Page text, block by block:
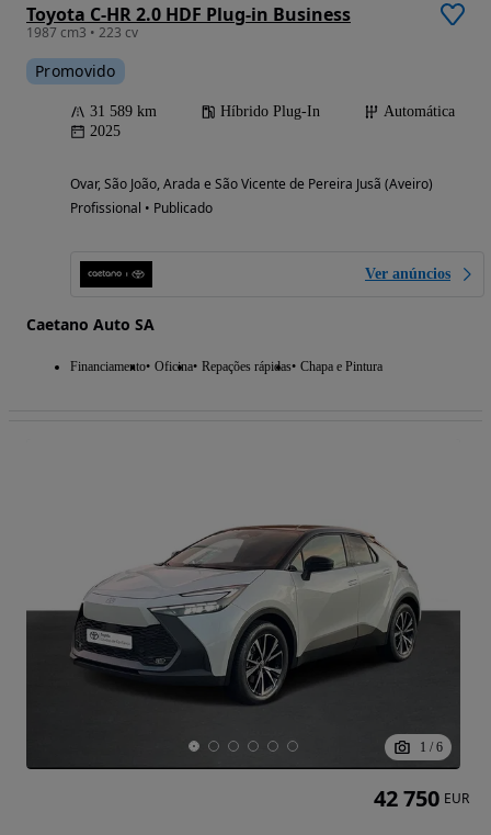
Toyota C-HR 2.0 HDF Plug-in Business
1987 cm3 • 223 cv
Promovido
31 589 km Híbrido Plug-In
Automática
2025
Ovar, São João, Arada e São Vicente de Pereira Jusã (Aveiro)
Profissional • Publicado
Ver anúncios
Caetano Auto SA
Financiamento Oficina Repações rápidas Chapa e Pintura
1 / 6
42 750 EUR